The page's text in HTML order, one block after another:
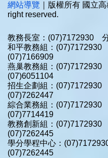
網站導覽 ｜版權所有 國立
right reserved.
教務長室：(07)7172930
和平教務組：
(07)7166909
燕巢教務組：
(07)6051104
招生企劃組：
(07)7262447
綜合業務組：
(07)7714419
教務創新組：
(07)7262445
學分學程中心：
(07)7262445